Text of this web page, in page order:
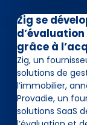
Zig se
grâce à
Zig, un
solutions de
l’immobilier,
Provadie, un
solutions SaaS